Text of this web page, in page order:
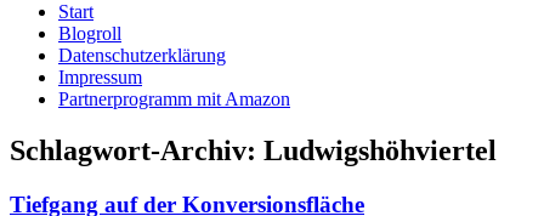
Start
Blogroll
Datenschutzerklärung
Impressum
Partnerprogramm mit Amazon
Schlagwort-Archiv: Ludwigshöhviertel
Tiefgang auf der Konversionsfläche